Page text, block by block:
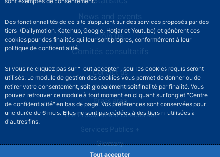
Des fonctionnalités de ce site s’appuient sur des services proposés par des
tiers (Dailymotion, Katchup, Google, Hotjar et Youtube) et génèrent des
cookies pour des finalités qui leur sont propres, conformément à leur
politique de confidentialité.
Si vous ne cliquez pas sur "Tout accepter", seul les cookies requis seront
utilisés. Le module de gestion des cookies vous permet de donner ou de
retirer votre consentement, soit globalement soit finalité par finalité. Vous
pouvez retrouver ce module à tout moment en cliquant sur l’onglet "Centre
de confidentialité" en bas de page. Vos préférences sont conservées pour
une durée de 6 mois. Elles ne sont pas cédées à des tiers ni utilisées à
d'autres fins.
Tout accepter
News and events
Join us
Comités consultatifs
Footer secondary menuContact us
Sourds et malentendants
Press area
The Procurement Directorate
Services Publics +
Glossary